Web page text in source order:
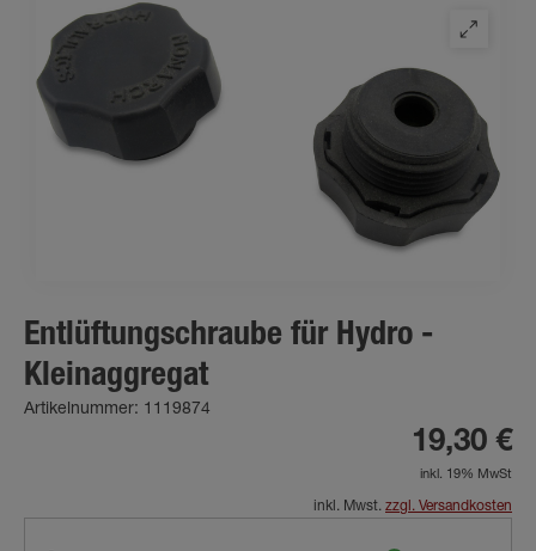
Entlüftungschraube für Hydro -
Kleinaggregat
Artikelnummer: 1119874
19,30 €
inkl. 19% MwSt
inkl. Mwst. zzgl. Versandkosten